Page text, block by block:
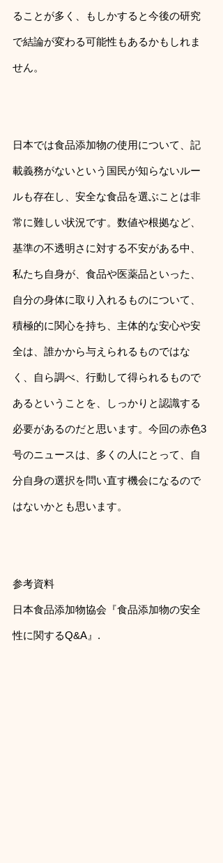
ることが多く、もしかすると今後の研究
で結論が変わる可能性もあるかもしれま
せん。
日本では食品添加物の使用について、記
載義務がないという国民が知らないルー
ルも存在し、安全な食品を選ぶことは非
常に難しい状況です。数値や根拠など、
基準の不透明さに対する不安がある中、
私たち自身が、食品や医薬品といった、
自分の身体に取り入れるものについて、
積極的に関心を持ち、主体的な安心や安
全は、誰かから与えられるものではな
く、自ら調べ、行動して得られるもので
あるということを、しっかりと認識する
必要があるのだと思います。今回の赤色3
号のニュースは、多くの人にとって、自
分自身の選択を問い直す機会になるので
はないかとも思います。
参考資料
日本食品添加物協会『食品添加物の安全
性に関するQ&A』.